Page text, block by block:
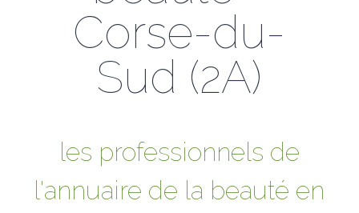
Corse-du-
Sud (2A)
les professionnels de
l'annuaire de la beauté en